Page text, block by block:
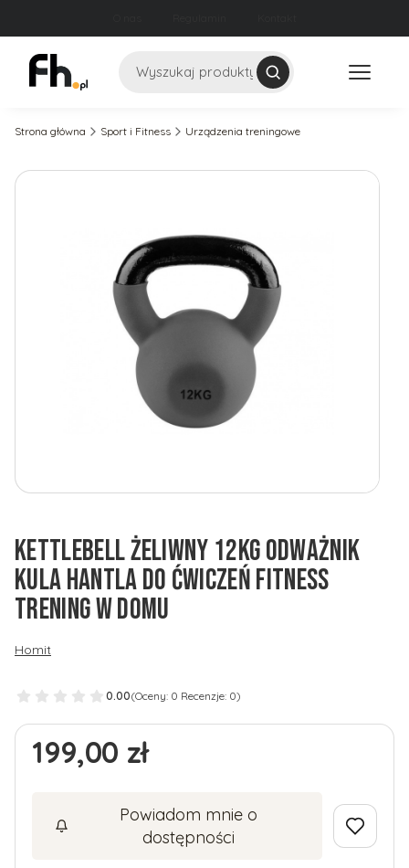
Szukaj
Strona główna Sport i Fitness Urządzenia treningowe
KETTLEBELL ŻELIWNY 12KG ODWAŻNIK
KULA HANTLA DO ĆWICZEŃ FITNESS
TRENING W DOMU
Homit
0.00(Oceny: 0 Recenzje: 0)
Cena
199,00 zł
Powiadom mnie o
dostępności